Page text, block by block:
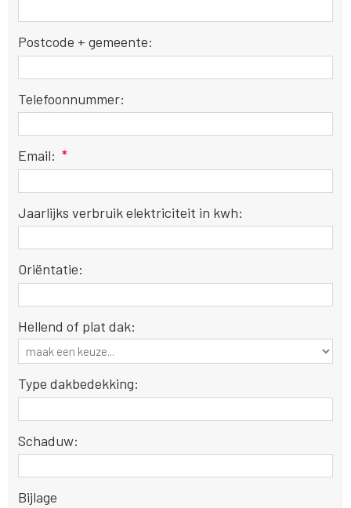
Postcode + gemeente:
Telefoonnummer:
Email: *
Jaarlijks verbruik elektriciteit in kwh:
Oriëntatie:
Hellend of plat dak:
Type dakbedekking:
Schaduw:
Bijlage